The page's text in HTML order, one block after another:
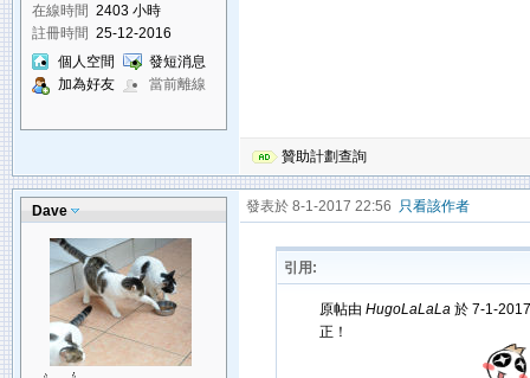
在線時間 2403 小時
註冊時間 25-12-2016
個人空間
發短消息
加為好友
當前離線
贊助計劃查詢
Dave 發表於 8-1-2017 22:56 只看該作者
引用:
原帖由 HugoLaLaLa於 7-1-
正！